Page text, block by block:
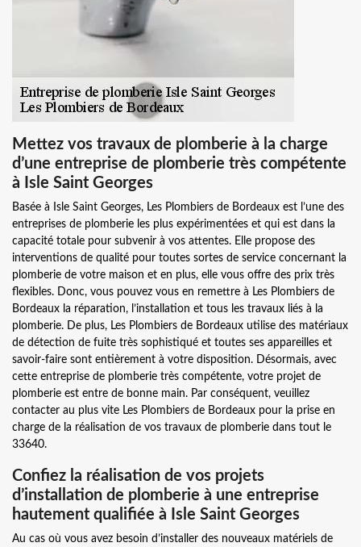
Mettez vos travaux de plomberie à la charge
d’une entreprise de plomberie très compétente
à Isle Saint Georges
Basée à Isle Saint Georges, Les Plombiers de Bordeaux est l’une des
entreprises de plomberie les plus expérimentées et qui est dans la
capacité totale pour subvenir à vos attentes. Elle propose des
interventions de qualité pour toutes sortes de service concernant la
plomberie de votre maison et en plus, elle vous offre des prix très
flexibles. Donc, vous pouvez vous en remettre à Les Plombiers de
Bordeaux la réparation, l’installation et tous les travaux liés à la
plomberie. De plus, Les Plombiers de Bordeaux utilise des matériaux
de détection de fuite très sophistiqué et toutes ses appareilles et
savoir-faire sont entièrement à votre disposition. Désormais, avec
cette entreprise de plomberie très compétente, votre projet de
plomberie est entre de bonne main. Par conséquent, veuillez
contacter au plus vite Les Plombiers de Bordeaux pour la prise en
charge de la réalisation de vos travaux de plomberie dans tout le
33640.
Confiez la réalisation de vos projets
d’installation de plomberie à une entreprise
hautement qualifiée à Isle Saint Georges
Au cas où vous avez besoin d’installer des nouveaux matériels de